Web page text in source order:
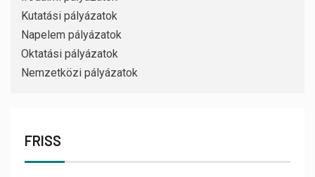
Kutatási pályázatok
Napelem pályázatok
Oktatási pályázatok
Nemzetközi pályázatok
FRISS